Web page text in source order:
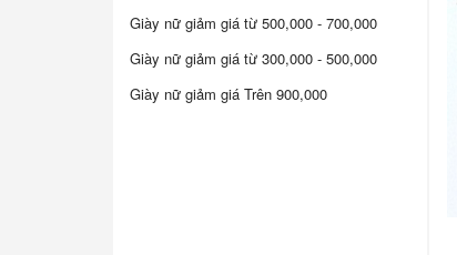
Giày nữ giảm giá từ 500,000 - 700,000
Giày nữ giảm giá từ 300,000 - 500,000
Giày nữ giảm giá Trên 900,000